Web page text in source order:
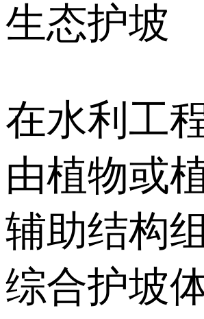
生态护坡
在水利工
由植物或
辅助结构
综合护坡